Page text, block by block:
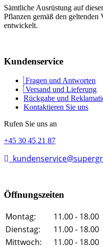
Sämtliche Ausrüstung auf
Pflanzen gemäß den
entwickelt.
Kundenservice
Fragen und Antworten
Versand und Lieferung
Rückgabe und
Kontaktieren Sie uns
Rufen Sie uns an
+45 30 45 21 87
Öffnungszeiten
Montag:
11.00 - 18.00
Dienstag:
11.00 - 18.00
Mittwoch:
11.00 - 18.00